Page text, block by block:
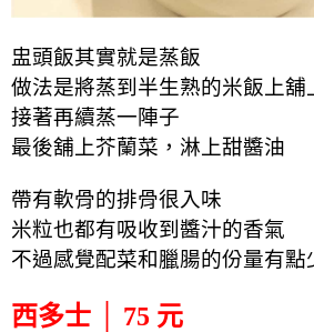
盅頭飯其實就是蒸飯
做法是將蒸到半生熟的米飯上舖
接著再續蒸一陣子
最後舖上芥蘭菜，淋上甜醬油
帶有軟骨的排骨很入味
米粒也都有吸收到醬汁的香氣
不過感覺配菜和臘腸的份量有點
西多士 │ 75 元